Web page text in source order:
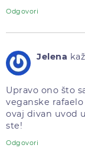
Odgovori
Jelena
Upravo ono što
veganske
ovaj divan uvod
ste!
Odgovori